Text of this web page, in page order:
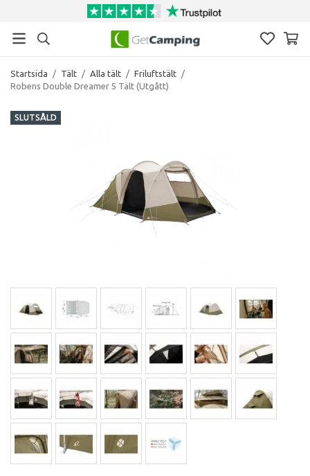
Startsida / Tält / Alla tält / Friluftstält /
Robens Double Dreamer 5 Tält (Utgått)
SLUTSÅLD